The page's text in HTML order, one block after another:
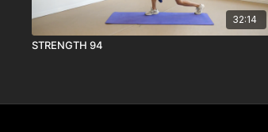
32:14
STRENGTH 94